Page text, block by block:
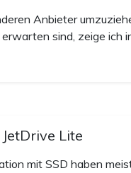
Anbieter
erwarten sind, zeige ich
Lite
mit SSD haben